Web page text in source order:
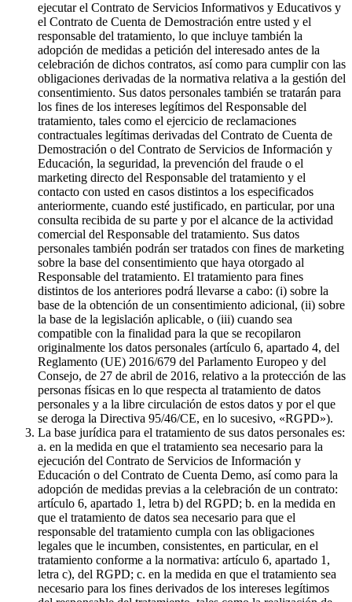
ejecutar el Contrato de Servicios Informativos y Educativos y
el Contrato de Cuenta de Demostración entre usted y el
responsable del tratamiento, lo que incluye también la
adopción de medidas a petición del interesado antes de la
celebración de dichos contratos, así como para cumplir con las
obligaciones derivadas de la normativa relativa a la gestión del
consentimiento. Sus datos personales también se tratarán para
los fines de los intereses legítimos del Responsable del
tratamiento, tales como el ejercicio de reclamaciones
contractuales legítimas derivadas del Contrato de Cuenta de
Demostración o del Contrato de Servicios de Información y
Educación, la seguridad, la prevención del fraude o el
marketing directo del Responsable del tratamiento y el
contacto con usted en casos distintos a los especificados
anteriormente, cuando esté justificado, en particular, por una
consulta recibida de su parte y por el alcance de la actividad
comercial del Responsable del tratamiento. Sus datos
personales también podrán ser tratados con fines de marketing
sobre la base del consentimiento que haya otorgado al
Responsable del tratamiento. El tratamiento para fines
distintos de los anteriores podrá llevarse a cabo: (i) sobre la
base de la obtención de un consentimiento adicional, (ii) sobre
la base de la legislación aplicable, o (iii) cuando sea
compatible con la finalidad para la que se recopilaron
originalmente los datos personales (artículo 6, apartado 4, del
Reglamento (UE) 2016/679 del Parlamento Europeo y del
Consejo, de 27 de abril de 2016, relativo a la protección de las
personas físicas en lo que respecta al tratamiento de datos
personales y a la libre circulación de estos datos y por el que
se deroga la Directiva 95/46/CE, en lo sucesivo, «RGPD»).
La base jurídica para el tratamiento de sus datos personales es:
a. en la medida en que el tratamiento sea necesario para la
ejecución del Contrato de Servicios de Información y
Educación o del Contrato de Cuenta Demo, así como para la
adopción de medidas previas a la celebración de un contrato:
artículo 6, apartado 1, letra b) del RGPD; b. en la medida en
que el tratamiento de datos sea necesario para que el
responsable del tratamiento cumpla con las obligaciones
legales que le incumben, consistentes, en particular, en el
tratamiento conforme a la normativa: artículo 6, apartado 1,
letra c), del RGPD; c. en la medida en que el tratamiento sea
necesario para los fines derivados de los intereses legítimos